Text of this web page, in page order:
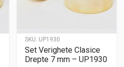
SKU: UP1930
Set Verighete Clasice
Drepte 7 mm – UP1930